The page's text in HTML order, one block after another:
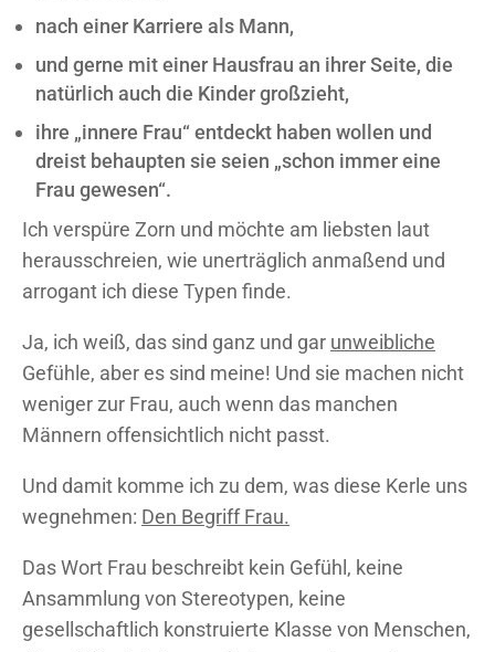
nach einer Karriere als Mann,
und gerne mit einer Hausfrau an ihrer Seite, die
natürlich auch die Kinder großzieht,
ihre „innere Frau“ entdeckt haben wollen und
dreist behaupten sie seien „schon immer eine
Frau gewesen“.
Ich verspüre Zorn und möchte am liebsten laut
herausschreien, wie unerträglich anmaßend und
arrogant ich diese Typen finde.
Ja, ich weiß, das sind ganz und gar unweibliche
Gefühle, aber es sind meine! Und sie machen nicht
weniger zur Frau, auch wenn das manchen
Männern offensichtlich nicht passt.
Und damit komme ich zu dem, was diese Kerle uns
wegnehmen: Den Begriff Frau.
Das Wort Frau beschreibt kein Gefühl, keine
Ansammlung von Stereotypen, keine
gesellschaftlich konstruierte Klasse von Menschen,